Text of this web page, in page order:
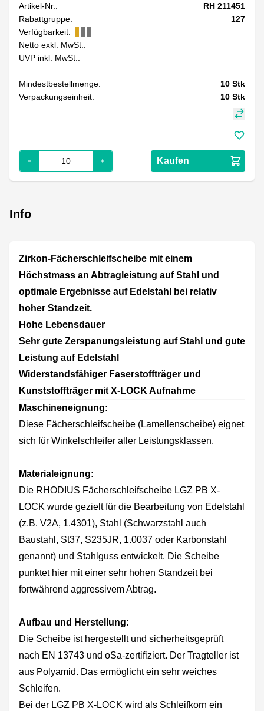
Artikel-Nr.:
RH 211451
Rabattgruppe:
127
Verfügbarkeit:
Netto exkl. MwSt.:
UVP inkl. MwSt.:
Mindestbestellmenge: 10 Stk
Verpackungseinheit:
10 Stk
Kaufen
Info
Zirkon-Fächerschleifscheibe mit einem
Höchstmass an Abtragleistung auf Stahl und
optimale Ergebnisse auf Edelstahl bei relativ
hoher Standzeit.
Hohe Lebensdauer
Sehr gute Zerspanungsleistung auf Stahl und gute
Leistung auf Edelstahl
Widerstandsfähiger Faserstoffträger und
Kunststoffträger mit X-LOCK Aufnahme
Maschineneignung:
Diese Fächerschleifscheibe (Lamellenscheibe) eignet
sich für Winkelschleifer aller Leistungsklassen.
Materialeignung:
Die RHODIUS Fächerschleifscheibe LGZ PB X-
LOCK wurde gezielt für die Bearbeitung von Edelstahl
(z.B. V2A, 1.4301), Stahl (Schwarzstahl auch
Baustahl, St37, S235JR, 1.0037 oder Karbonstahl
genannt) und Stahlguss entwickelt. Die Scheibe
punktet hier mit einer sehr hohen Standzeit bei
fortwährend aggressivem Abtrag.
Aufbau und Herstellung:
Die Scheibe ist hergestellt und sicherheitsgeprüft
nach EN 13743 und oSa-zertifiziert. Der Tragteller ist
aus Polyamid. Das ermöglicht ein sehr weiches
Schleifen.
Bei der LGZ PB X-LOCK wird als Schleifkorn ein